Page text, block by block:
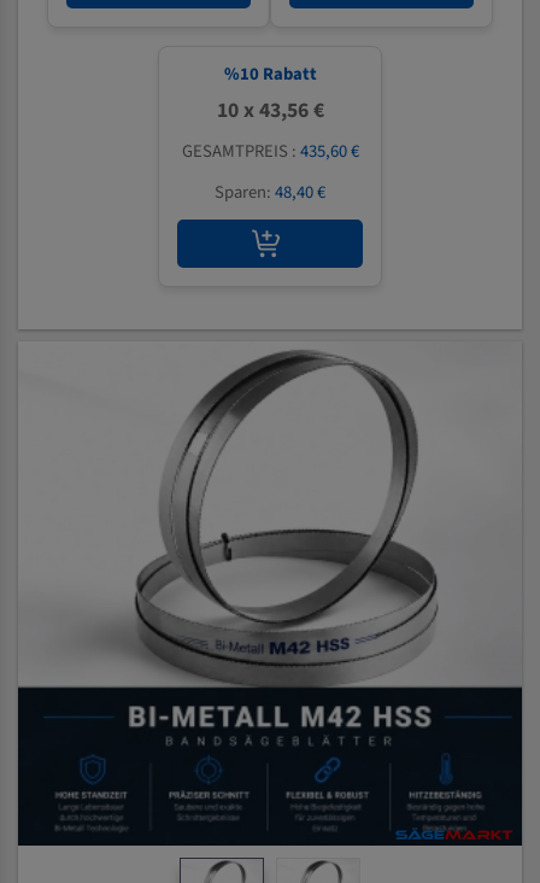
%10 Rabatt
10 x 43,56 €
GESAMTPREIS :435,60 €
Sparen:48,40 €